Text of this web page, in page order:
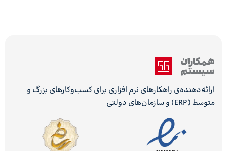
ارائه‌دهنده‌ی راهکارهای نرم افزاری برای کسب‌وکارهای بزرگ و
متوسط (ERP) و سازمان‌های دولتی